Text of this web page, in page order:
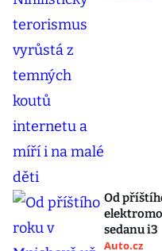
Od
sedanu i3
Auto.cz